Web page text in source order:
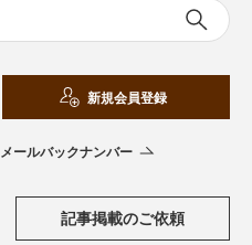
新規会員登録
メールバックナンバー
記事掲載のご依頼